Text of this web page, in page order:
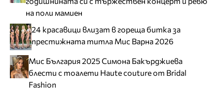
на поли мамиен
24 красавици влизат в гореща битка за
престижната титла Мис Варна 2026
Мис България 2025 Симона Бакърджиева
блести с тоалети Haute couture от Bridal
Fashion